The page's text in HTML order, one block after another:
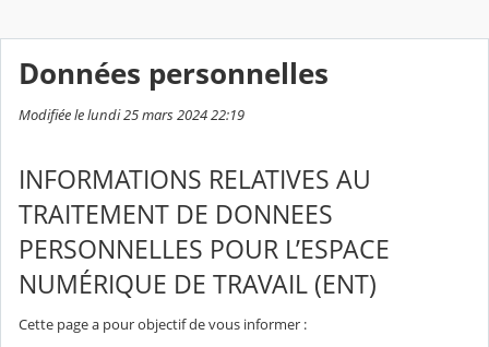
Données personnelles
Modifiée le lundi 25 mars 2024 22:19
INFORMATIONS RELATIVES AU
TRAITEMENT DE DONNEES
PERSONNELLES POUR L’ESPACE
NUMÉRIQUE DE TRAVAIL (ENT)
Cette page a pour objectif de vous informer :